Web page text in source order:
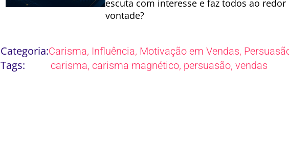
escuta com interesse e faz todos ao redor
vontade?
Categoria:Carisma, Influência, Motivação em Vendas,
Tags: carisma, carisma magnético, persuasão, vendas